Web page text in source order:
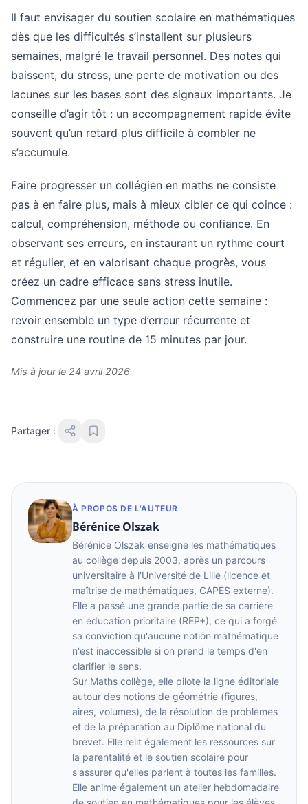
Il faut envisager du soutien scolaire en mathématiques
dès que les difficultés s’installent sur plusieurs
semaines, malgré le travail personnel. Des notes qui
baissent, du stress, une perte de motivation ou des
lacunes sur les bases sont des signaux importants. Je
conseille d’agir tôt : un accompagnement rapide évite
souvent qu’un retard plus difficile à combler ne
s’accumule.
Faire progresser un collégien en maths ne consiste
pas à en faire plus, mais à mieux cibler ce qui coince :
calcul, compréhension, méthode ou confiance. En
observant ses erreurs, en instaurant un rythme court
et régulier, et en valorisant chaque progrès, vous
créez un cadre efficace sans stress inutile.
Commencez par une seule action cette semaine :
revoir ensemble un type d’erreur récurrente et
construire une routine de 15 minutes par jour.
Mis à jour le 24 avril 2026
Partager :
À PROPOS DE L'AUTEUR
Bérénice Olszak
Bérénice Olszak enseigne les mathématiques
au collège depuis 2003, après un parcours
universitaire à l'Université de Lille (licence et
maîtrise de mathématiques, CAPES externe).
Elle a passé une grande partie de sa carrière
en éducation prioritaire (REP+), ce qui a forgé
sa conviction qu'aucune notion mathématique
n'est inaccessible si on prend le temps d'en
clarifier le sens.
Sur Maths collège, elle pilote la ligne éditoriale
autour des notions de géométrie (figures,
aires, volumes), de la résolution de problèmes
et de la préparation au Diplôme national du
brevet. Elle relit également les ressources sur
la parentalité et le soutien scolaire pour
s'assurer qu'elles parlent à toutes les familles.
Elle anime également un atelier hebdomadaire